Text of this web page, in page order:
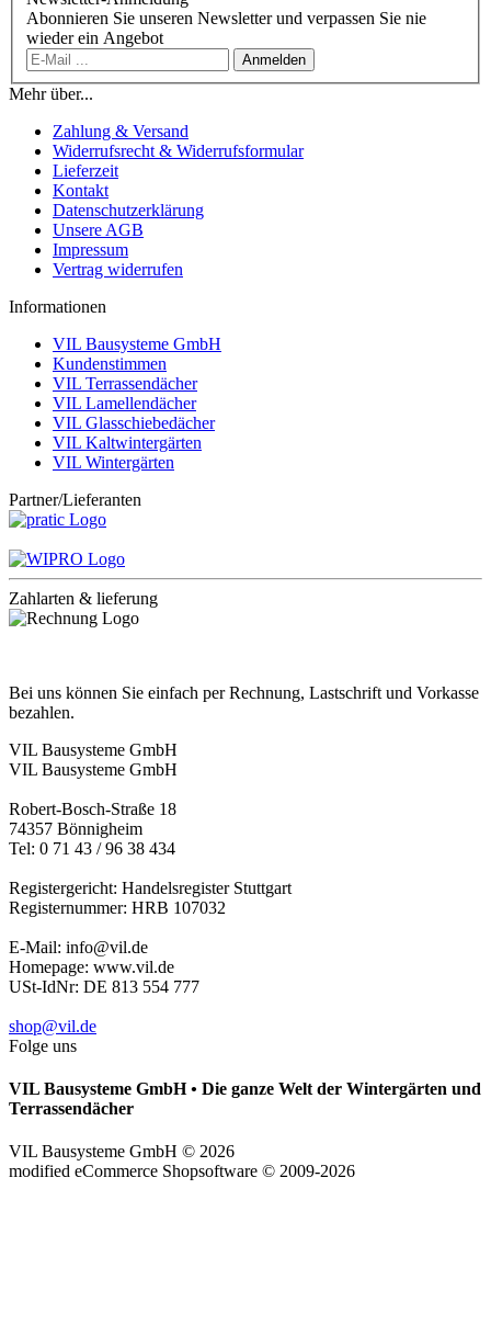
Abonnieren Sie unseren Newsletter und verpassen Sie nie
wieder ein Angebot
Anmelden
Mehr über...
Zahlung & Versand
Widerrufsrecht & Widerrufsformular
Lieferzeit
Kontakt
Datenschutzerklärung
Unsere AGB
Impressum
Vertrag widerrufen
Informationen
VIL Bausysteme GmbH
Kundenstimmen
VIL Terrassendächer
VIL Lamellendächer
VIL Glasschiebedächer
VIL Kaltwintergärten
VIL Wintergärten
Partner/Lieferanten
Zahlarten & lieferung
Bei uns können Sie einfach per Rechnung, Lastschrift und Vorkasse
bezahlen.
VIL Bausysteme GmbH
VIL Bausysteme GmbH
Robert-Bosch-Straße 18
74357 Bönnigheim
Tel: 0 71 43 / 96 38 434
Registergericht: Handelsregister Stuttgart
Registernummer: HRB 107032
E-Mail: info@vil.de
Homepage: www.vil.de
USt-IdNr: DE 813 554 777
shop@vil.de
Folge uns
VIL Bausysteme GmbH• Die ganze Welt der Wintergärten und
Terrassendächer
VIL Bausysteme GmbH © 2026
modified eCommerce Shopsoftware © 2009-2026